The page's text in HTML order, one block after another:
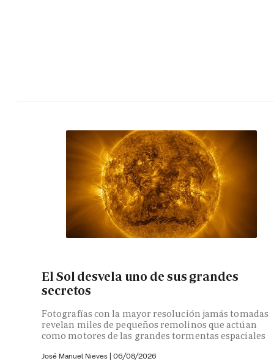
El Sol desvela uno de sus grandes
secretos
Fotografías con la mayor resolución jamás tomadas
revelan miles de pequeños remolinos que actúan
como motores de las grandes tormentas espaciales
José Manuel Nieves | 06/08/2026